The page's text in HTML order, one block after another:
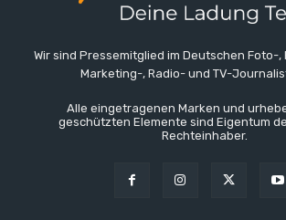
Wir sind Pressemitglied im Deutschen Foto-
Marketing-, Radio- und TV-
Alle eingetragenen Marken und
geschützten Elemente sind Eigentum
Rechteinhaber.